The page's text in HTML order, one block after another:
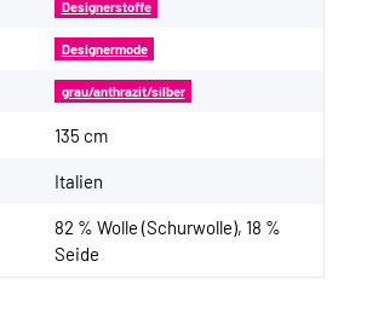
Designerstoffe
Designermode
grau/anthrazit/silber
135 cm
Italien
82 % Wolle (Schurwolle), 18 %
Seide